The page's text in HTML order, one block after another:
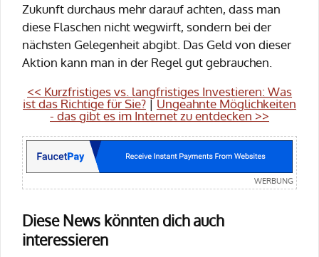
Zukunft durchaus mehr darauf achten, dass man
diese Flaschen nicht wegwirft, sondern bei der
nächsten Gelegenheit abgibt. Das Geld von dieser
Aktion kann man in der Regel gut gebrauchen.
<< Kurzfristiges vs. langfristiges Investieren: Was
ist das Richtige für Sie? |Ungeahnte Möglichkeiten
- das gibt es im Internet zu entdecken >>
Diese News könnten dich auch
interessieren